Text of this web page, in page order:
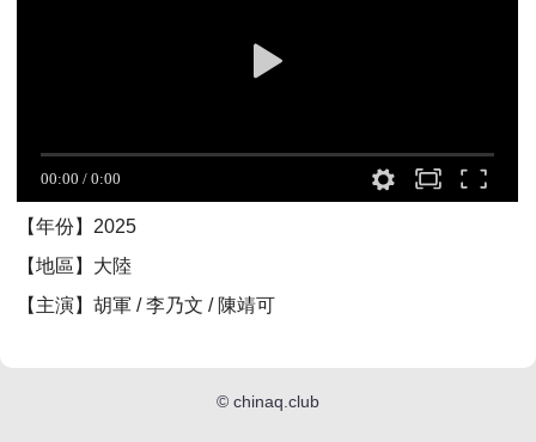
【年份】2025
【地區】大陸
【主演】胡軍 / 李乃文 / 陳靖可
© chinaq.club